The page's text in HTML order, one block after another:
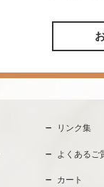
リンク集
よくあるご
カート